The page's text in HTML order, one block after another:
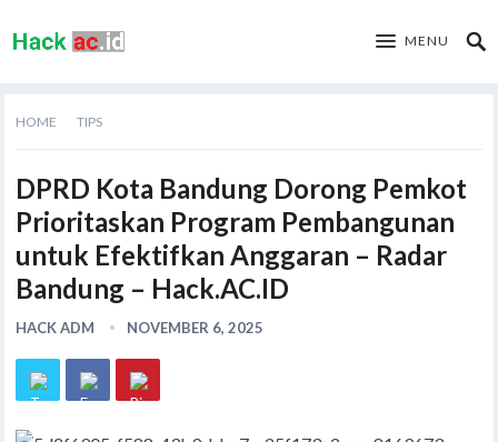
MENU
HOME TIPS
DPRD Kota Bandung Dorong Pemkot
Prioritaskan Program Pembangunan
untuk Efektifkan Anggaran – Radar
Bandung – Hack.AC.ID
HACK ADM NOVEMBER 6, 2025